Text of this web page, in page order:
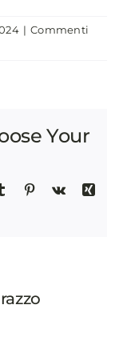
| Commenti
Your
Tumblr Pinterest
Vk Xing